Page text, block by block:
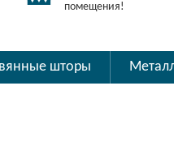
помещения!
шторы